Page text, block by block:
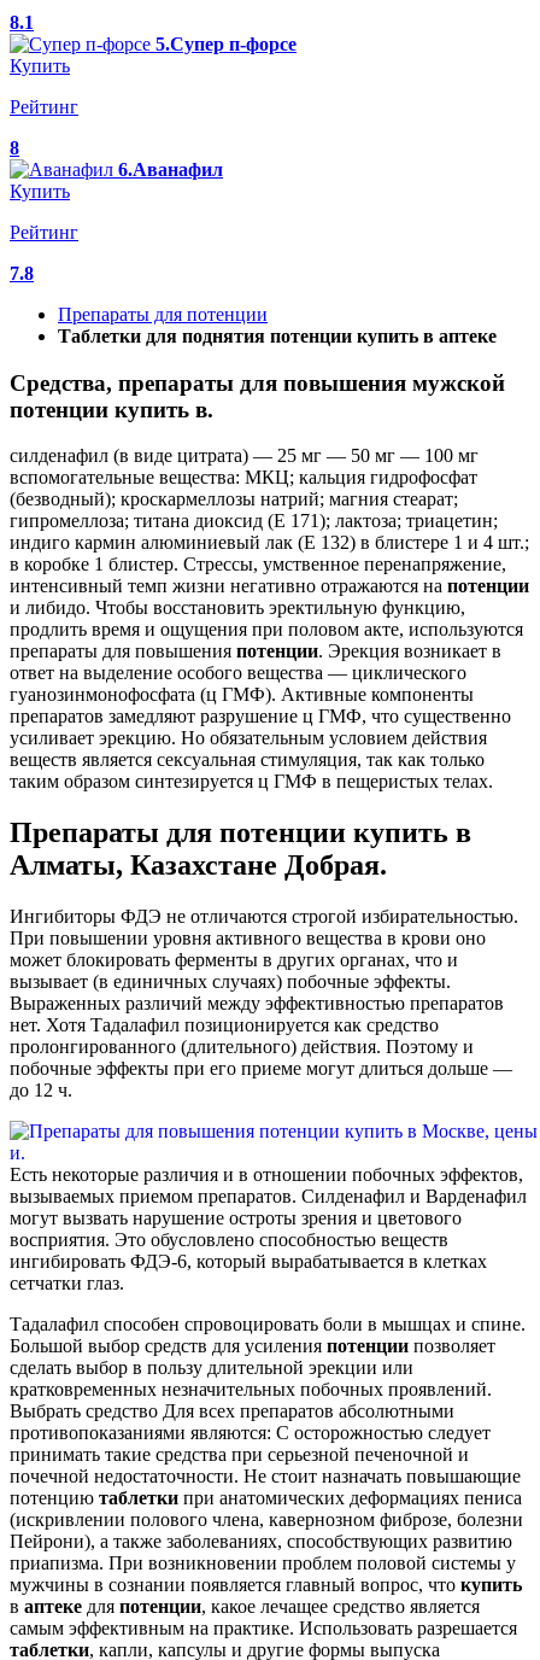
8.1
5.Супер п-форсе
Купить
Рейтинг
8
6.Аванафил
Купить
Рейтинг
7.8
Препараты для потенции
Таблетки для поднятия потенции купить в аптеке
Средства, препараты для повышения мужской
потенции купить в.
силденафил (в виде цитрата) — 25 мг — 50 мг — 100 мг
вспомогательные вещества: МКЦ; кальция гидрофосфат
(безводный); кроскармеллозы натрий; магния стеарат;
гипромеллоза; титана диоксид (E 171); лактоза; триацетин;
индиго кармин алюминиевый лак (E 132) в блистере 1 и 4 шт.;
в коробке 1 блистер. Стрессы, умственное перенапряжение,
интенсивный темп жизни негативно отражаются на потенции
и либидо. Чтобы восстановить эректильную функцию,
продлить время и ощущения при половом акте, используются
препараты для повышения потенции. Эрекция возникает в
ответ на выделение особого вещества — циклического
гуанозинмонофосфата (ц ГМФ). Активные компоненты
препаратов замедляют разрушение ц ГМФ, что существенно
усиливает эрекцию. Но обязательным условием действия
веществ является сексуальная стимуляция, так как только
таким образом синтезируется ц ГМФ в пещеристых телах.
Препараты для потенции купить в
Алматы, Казахстане Добрая.
Ингибиторы ФДЭ не отличаются строгой избирательностью.
При повышении уровня активного вещества в крови оно
может блокировать ферменты в других органах, что и
вызывает (в единичных случаях) побочные эффекты.
Выраженных различий между эффективностью препаратов
нет. Хотя Тадалафил позиционируется как средство
пролонгированного (длительного) действия. Поэтому и
побочные эффекты при его приеме могут длиться дольше —
до 12 ч.
Есть некоторые различия и в отношении побочных эффектов,
вызываемых приемом препаратов. Силденафил и Варденафил
могут вызвать нарушение остроты зрения и цветового
восприятия. Это обусловлено способностью веществ
ингибировать ФДЭ-6, который вырабатывается в клетках
сетчатки глаз.
Тадалафил способен спровоцировать боли в мышцах и спине.
Большой выбор средств для усиления потенции позволяет
сделать выбор в пользу длительной эрекции или
кратковременных незначительных побочных проявлений.
Выбрать средство Для всех препаратов абсолютными
противопоказаниями являются: С осторожностью следует
принимать такие средства при серьезной печеночной и
почечной недостаточности. Не стоит назначать повышающие
потенцию таблетки при анатомических деформациях пениса
(искривлении полового члена, кавернозном фиброзе, болезни
Пейрони), а также заболеваниях, способствующих развитию
приапизма. При возникновении проблем половой системы у
мужчины в сознании появляется главный вопрос, что купить
в аптеке для потенции, какое лечащее средство является
самым эффективным на практике. Использовать разрешается
таблетки, капли, капсулы и другие формы выпуска